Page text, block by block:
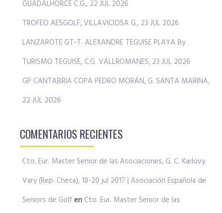
GUADALHORCE C.G., 22 JUL 2026
TROFEO AESGOLF, VILLAVICIOSA G., 23 JUL 2026
LANZAROTE GT-T. ALEXANDRE TEGUISE PLAYA By
TURISMO TEGUISE, C.G. VALLROMANES, 23 JUL 2026
GP CANTABRIA COPA PEDRO MORÁN, G. SANTA MARINA,
22 JUL 2026
COMENTARIOS RECIENTES
Cto. Eur. Master Senior de las Asociaciones, G. C. Karlovy
Vary (Rep. Checa), 18-20 jul 2017 | Asociación Española de
Seniors de Golf en Cto. Eur. Master Senior de las